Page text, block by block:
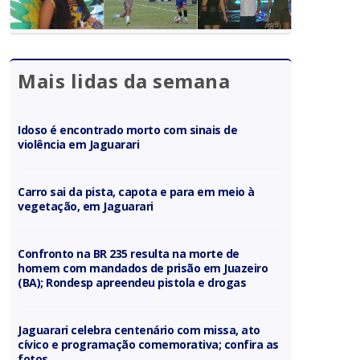
Mais lidas da semana
Idoso é encontrado morto com sinais de
violência em Jaguarari
Carro sai da pista, capota e para em meio à
vegetação, em Jaguarari
Confronto na BR 235 resulta na morte de
homem com mandados de prisão em Juazeiro
(BA); Rondesp apreendeu pistola e drogas
Jaguarari celebra centenário com missa, ato
cívico e programação comemorativa; confira as